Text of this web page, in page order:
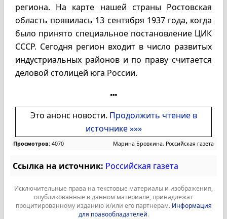
региона. На карте нашей страны Ростовская
область появилась 13 сентября 1937 года, когда
было принято специальное постановление ЦИК
СССР. Сегодня регион входит в число развитых
индустриальных районов и по праву считается
деловой столицей юга России.
Это анонс новости. Продолжить чтение в
источнике »»»
Просмотров: 4070 Марина Бровкина, Российская газета
Ссылка на источник: Российская газета
Исключительные права на текстовые материалы и изображения,
опубликованные в данном материале, принадлежат
процитированному изданию и/или его партнерам. Информация
для правообладателей.